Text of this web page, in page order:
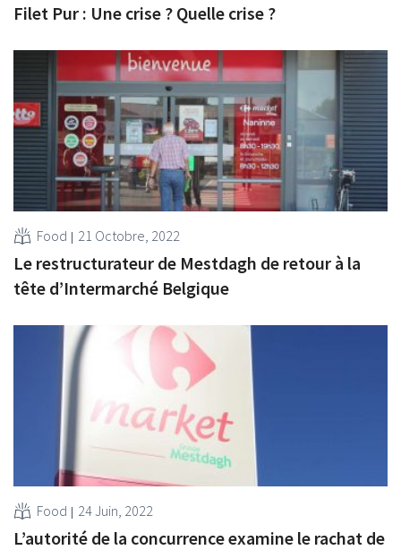
Filet Pur : Une crise ? Quelle crise ?
Food 21 Octobre, 2022
Le restructurateur de Mestdagh de retour à la
tête d’Intermarché Belgique
Food 24 Juin, 2022
L’autorité de la concurrence examine le rachat de